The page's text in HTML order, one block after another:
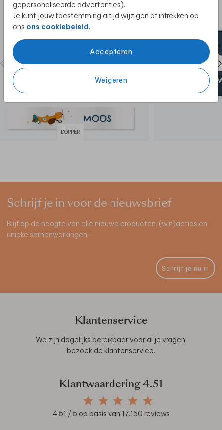
gepersonaliseerde advertenties).
Je kunt jouw toestemming altijd wijzigen of intrekken op
ons ons cookiebeleid.
Accepteren
Weigeren
DOPPER
Schrijf je in voor de nieuwsbrief
Blijf op de hoogte van alle nieuwe producten, (win)acties en
unieke samenwerkingen!
Schrijf je nu in
Klantenservice
We zijn dagelijks bereikbaar voor al je vragen,
bezoek de klantenservice.
Klantwaardering 4.51
4.51 / 5 op basis van 17.150 reviews